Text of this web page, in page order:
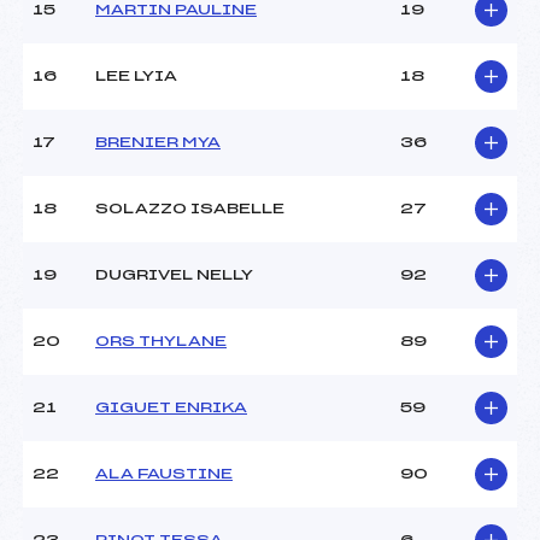
Pénalité appliquée :
218.8800
15 MARTIN PAULINE 19
16 LEE LYIA 18
17 BRENIER MYA 36
18 SOLAZZO ISABELLE 27
19 DUGRIVEL NELLY 92
20 ORS THYLANE 89
21 GIGUET ENRIKA 59
22 ALA FAUSTINE 90